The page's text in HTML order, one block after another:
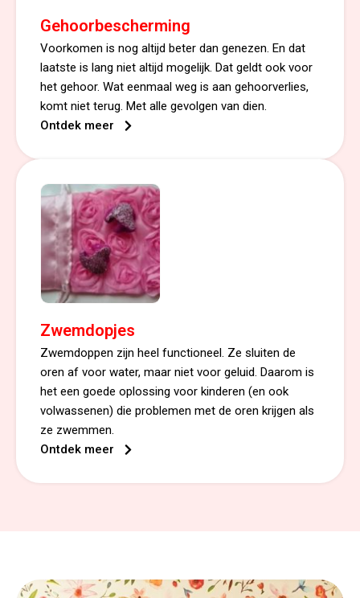
Gehoorbescherming
Voorkomen is nog altijd beter dan genezen. En dat
laatste is lang niet altijd mogelijk. Dat geldt ook voor
het gehoor. Wat eenmaal weg is aan gehoorverlies,
komt niet terug. Met alle gevolgen van dien.
Ontdek meer
Zwemdopjes
Zwemdoppen zijn heel functioneel. Ze sluiten de
oren af voor water, maar niet voor geluid. Daarom is
het een goede oplossing voor kinderen (en ook
volwassenen) die problemen met de oren krijgen als
ze zwemmen.
Ontdek meer